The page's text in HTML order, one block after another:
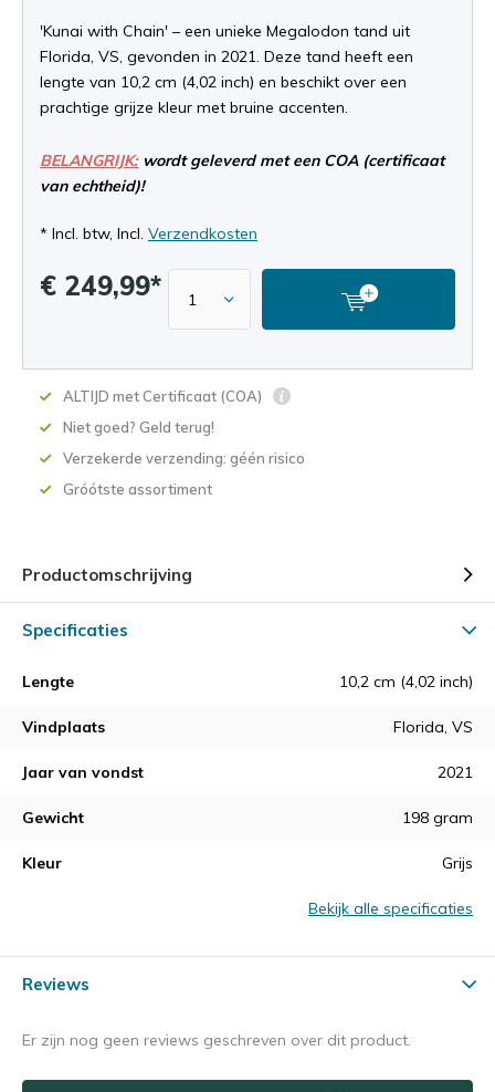
'Kunai with Chain' – een unieke Megalodon tand uit
Florida, VS, gevonden in 2021. Deze tand heeft een
lengte van 10,2 cm (4,02 inch) en beschikt over een
prachtige grijze kleur met bruine accenten.
BELANGRIJK:wordt geleverd met een COA (certificaat
van echtheid)!
* Incl. btw, Incl. Verzendkosten
€ 249,99*
ALTIJD met Certificaat (COA)
Niet goed? Geld terug!
Verzekerde verzending: géén risico
Gróótste assortiment
Productomschrijving
Specificaties
Lengte 10,2 cm (4,02 inch)
Vindplaats Florida, VS
Jaar van vondst 2021
Gewicht 198 gram
Kleur Grijs
Bekijk alle specificaties
Reviews
Er zijn nog geen reviews geschreven over dit product.